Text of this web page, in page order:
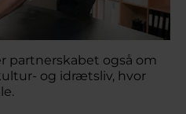
partnerskabet også om
og idrætsliv, hvor